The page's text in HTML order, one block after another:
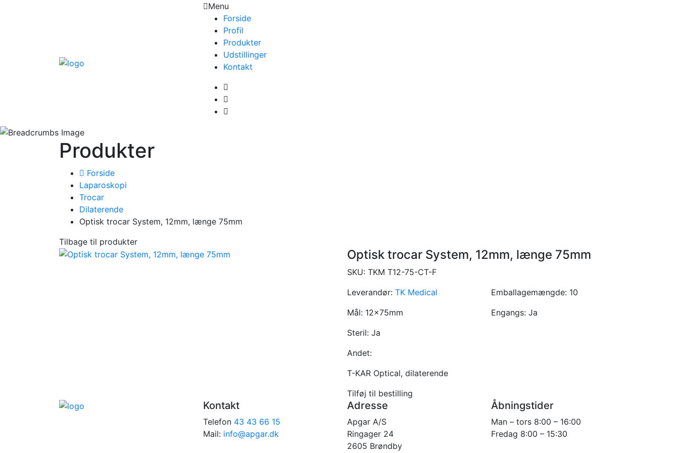
Menu
Forside
Profil
Produkter
Udstillinger
Kontakt
Produkter
Forside
Laparoskopi
Trocar
Dilaterende
Optisk trocar System, 12mm, længe 75mm
Tilbage til produkter
Optisk trocar System, 12mm, længe 75mm
SKU: TKM T12-75-CT-F
Leverandør: TK Medical Emballagemængde: 10
Mål: 12x75mm Engangs: Ja
Steril: Ja
Andet:
T-KAR Optical, dilaterende
Tilføj til bestilling
Kontakt
Telefon 43 43 66 15
Mail: info@apgar.dk
Adresse
Apgar A/S
Ringager 24
2605 Brøndby
Åbningstider
Man – tors 8:00 – 16:00
Fredag 8:00 – 15:30